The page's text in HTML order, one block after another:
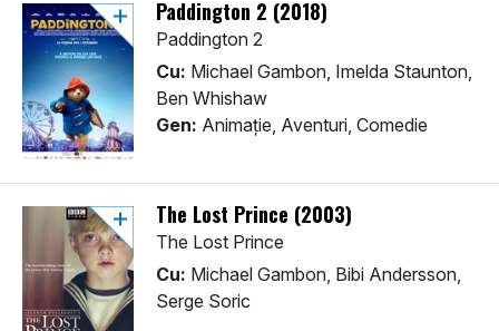
Paddington 2 (2018)
Paddington 2
Cu: Michael Gambon, Imelda Staunton,
Ben Whishaw
Gen: Animaţie, Aventuri, Comedie
The Lost Prince (2003)
The Lost Prince
Cu: Michael Gambon, Bibi Andersson,
Serge Soric